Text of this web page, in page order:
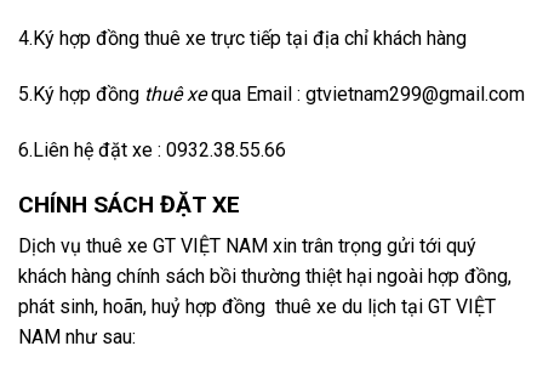
4.Ký hợp đồng thuê xe trực tiếp tại địa chỉ khách hàng
5.Ký hợp đồng thuê xequa Email : gtvietnam299@gmail.com
6.Liên hệ đặt xe : 0932.38.55.66
CHÍNH SÁCH ĐẶT XE
Dịch vụ thuê xe GT VIỆT NAM xin trân trọng gửi tới quý
khách hàng chính sách bồi thường thiệt hại ngoài hợp đồng,
phát sinh, hoãn, huỷ hợp đồng thuê xe du lịch tại GT VIỆT
NAM như sau: